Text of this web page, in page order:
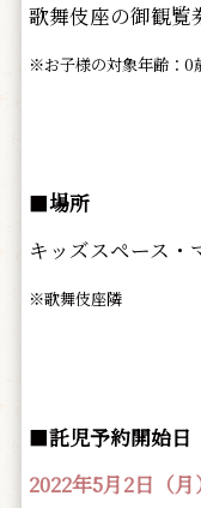
歌舞伎座の御観覧
※お子様の対象年齢：0
■場所
キッズスペース・
※歌舞伎座隣
■託児予約開始日
2022年5月2日（